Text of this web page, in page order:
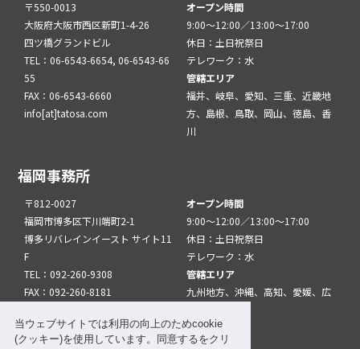
当ウェブサイトでは利用の向上のためcookie
(クッキー)を使用しています。同意するをクリ
〒550-0013
大阪府大阪市西区新町1-4-26
四ツ橋グランドビル
TEL：06-6543-6654, 06-6543-66
55
FAX：06-6543-6660
info[at]tatosa.com
オープン時間
9:00～12:00／13:00～17:00
休日：土日祝祭日
テレワーク：水
管轄エリア
福井、岐阜、愛知、三重、近畿地
方、島根、鳥取、岡山、徳島、香
川
福岡事務所
〒812-0027
福岡市博多区下川端町2-1
博多リバレインイースト サイト11
F
TEL：092-260-9308
FAX：092-260-8181
オープン時間
9:00～12:00／13:00～17:00
休日：土日祝祭日
テレワーク：水
管轄エリア
九州地方、沖縄、高知、愛媛、広